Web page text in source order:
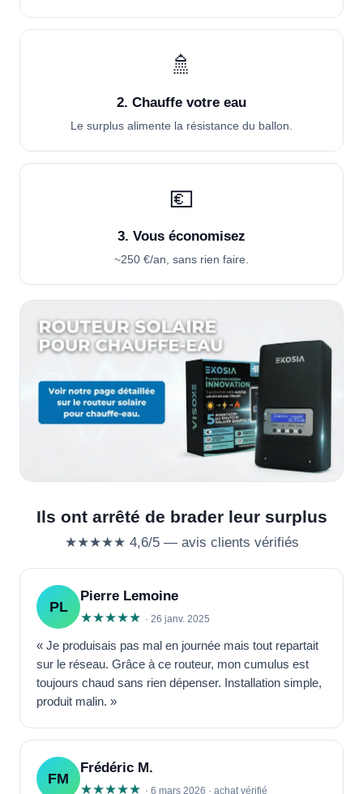
🚿
2. Chauffe votre eau
Le surplus alimente la résistance du ballon.
💶
3. Vous économisez
~250 €/an, sans rien faire.
Ils ont arrêté de brader leur surplus
★★★★★ 4,6/5 — avis clients vérifiés
PL
Pierre Lemoine
★★★★★ · 26 janv. 2025
« Je produisais pas mal en journée mais tout repartait
sur le réseau. Grâce à ce routeur, mon cumulus est
toujours chaud sans rien dépenser. Installation simple,
produit malin. »
FM
Frédéric M.
★★★★★ · 6 mars 2026 · achat vérifié